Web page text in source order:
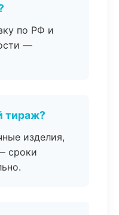
по РФ и
—
тираж?
изделия,
сроки